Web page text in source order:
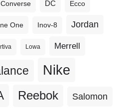
Converse DC Ecco
One Inov-8 Jordan
Lowa Merrell
Nike
Reebok Salomon